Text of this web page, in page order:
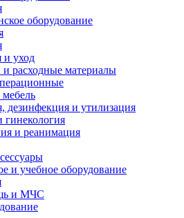
оборудование
и уход
расходные материалы
дезинфекция и утилизация
и реанимация
и учебное оборудование
и МЧС